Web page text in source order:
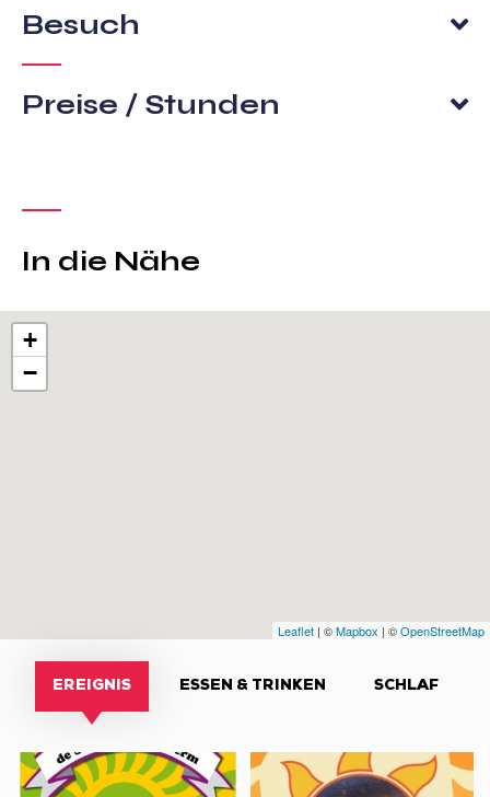
Besuch
Preise / Stunden
In die Nähe
+
−
Leaflet | ©Mapbox | ©OpenStreetMap
EREIGNIS ESSEN & TRINKEN SCHLAF
Véhicules
Concert